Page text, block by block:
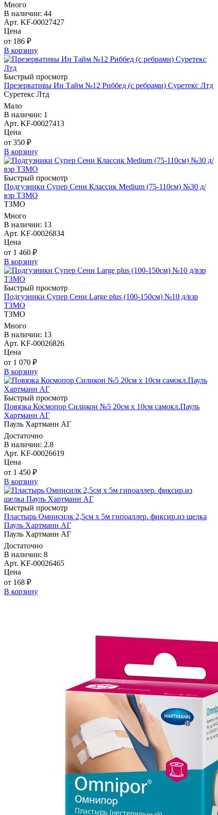
Много
В наличии: 44
Арт. KF-00027427
Цена
от 186 ₽
В корзину
Быстрый просмотр
Презервативы Ин Тайм №12 Риббед (с ребрами) Суретекс Лтд
Суретекс Лтд
Мало
В наличии: 1
Арт. KF-00027413
Цена
от 350 ₽
В корзину
Быстрый просмотр
Подгузники Супер Сени Классик Medium (75-110см) №30 д/
взр ТЗМО
ТЗМО
Много
В наличии: 13
Арт. KF-00026834
Цена
от 1 460 ₽
В корзину
Быстрый просмотр
Подгузники Супер Сени Large plus (100-150см) №10 д/взр
ТЗМО
ТЗМО
Много
В наличии: 13
Арт. KF-00026826
Цена
от 1 070 ₽
В корзину
Быстрый просмотр
Повязка Космопор Силикон №5 20см х 10см самокл.Пауль
Хартманн AГ
Пауль Хартманн AГ
Достаточно
В наличии: 2.8
Арт. KF-00026619
Цена
от 1 450 ₽
В корзину
Быстрый просмотр
Пластырь Омнисилк 2,5см х 5м гипоаллер. фиксир.из шелка
Пауль Хартманн AГ
Пауль Хартманн AГ
Достаточно
В наличии: 8
Арт. KF-00026465
Цена
от 168 ₽
В корзину